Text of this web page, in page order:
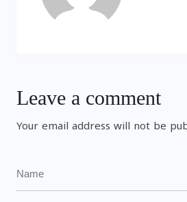
Leave a comment
Your email address will not be